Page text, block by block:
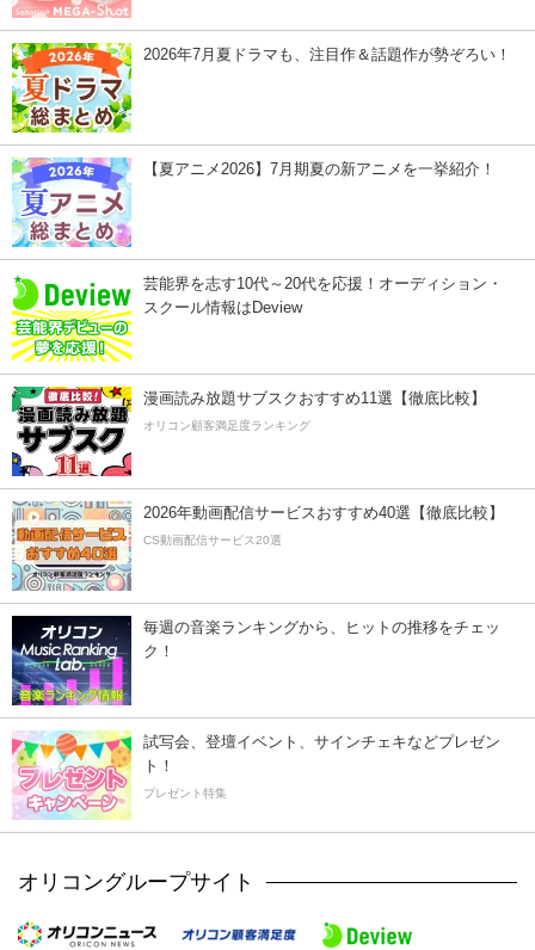
2026年7月夏ドラマも、注目作＆話題作が勢ぞろい！
【夏アニメ2026】7月期夏の新アニメを一挙紹介！
芸能界を志す10代～20代を応援！オーディション・
スクール情報はDeview
漫画読み放題サブスクおすすめ11選【徹底比較】
オリコン顧客満足度ランキング
2026年動画配信サービスおすすめ40選【徹底比較】
CS動画配信サービス20選
毎週の音楽ランキングから、ヒットの推移をチェッ
ク！
試写会、登壇イベント、サインチェキなどプレゼン
ト！
プレゼント特集
オリコングループサイト